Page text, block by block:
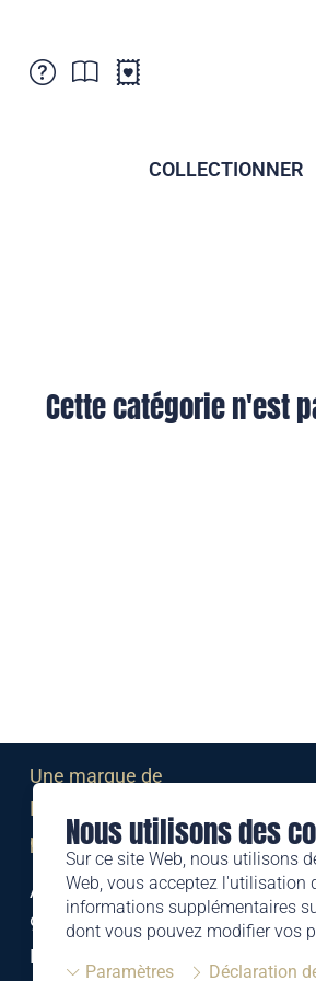
Nous utilisons des
Sur ce site Web, nous utilisons
Web, vous acceptez l'utilisation
informations supplémentaires
dont vous pouvez modifier vos
Paramètres
Déclaration
Points de vente
AbonnementCOLLECTIONNER
Cette catégorie n'est
Une marque de
Liechtensteinischen Post AG
post.li
Alte Zollstrasse 11
9494 Schaan
Liechtenstein